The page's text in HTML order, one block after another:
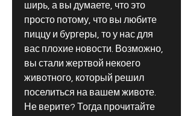
ширь, а вы думаете, что это
просто потому, что вы любите
пиццу и бургеры, то у нас для
вас плохие новости. Возможно,
вы стали жертвой некоего
животного, который решил
поселиться на вашем животе.
Не верите? Тогда прочитайте